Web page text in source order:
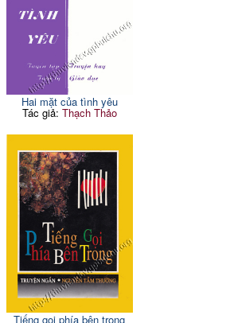
Hai mặt của tình yêu
Tác giả: Thạch Thảo
Tiếng gọi phía bên trong